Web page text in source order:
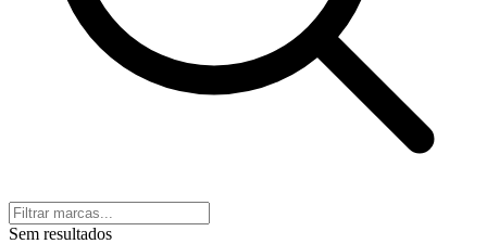
Sem resultados